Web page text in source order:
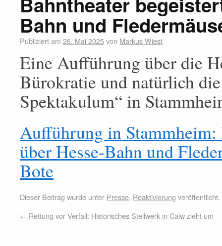
Bahn und
Publiziert am 26. Mai 2025von Markus Wiest
Eine Aufführung über die
Bürokratie und natürlich
Spektakulum“ in
Aufführung in Stammheim:
über Hesse-Bahn und
Bote
Dieser Beitrag wurde unter Presse, Reaktivierung
← Rettung vor Verfall: Historisches Stellwerk in Calw zieht um